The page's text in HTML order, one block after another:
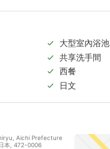
大型室內浴池
共享洗手間
西餐
日文
Aichi Prefecture
本, 472-0006